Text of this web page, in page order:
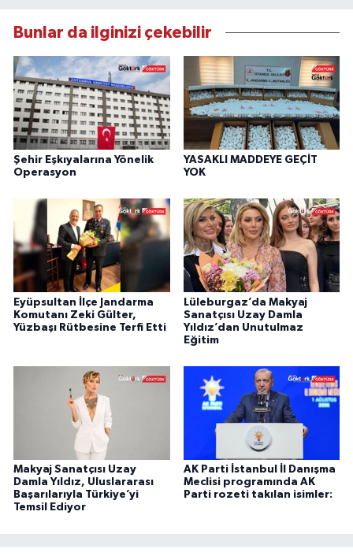
Bunlar da ilginizi çekebilir
Şehir Eşkıyalarına Yönelik
Operasyon
YASAKLI MADDEYE GEÇİT
YOK
Eyüpsultan İlçe Jandarma
Komutanı Zeki Gülter,
Yüzbaşı Rütbesine Terfi Etti
Lüleburgaz’da Makyaj
Sanatçısı Uzay Damla
Yıldız’dan Unutulmaz
Eğitim
Makyaj Sanatçısı Uzay
Damla Yıldız, Uluslararası
Başarılarıyla Türkiye’yi
Temsil Ediyor
AK Parti İstanbul İl Danışma
Meclisi programında AK
Parti rozeti takılan isimler: